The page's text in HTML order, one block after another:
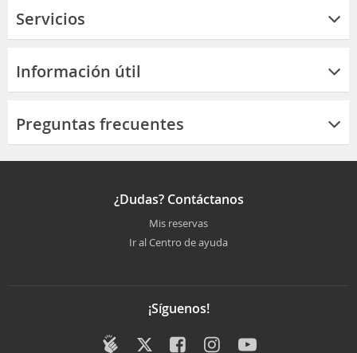
Servicios
Información útil
Preguntas frecuentes
¿Dudas? Contáctanos
Mis reservas
Ir al Centro de ayuda
¡Síguenos!